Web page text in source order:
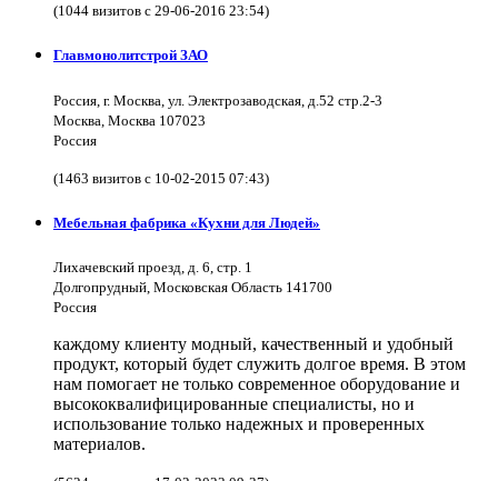
(1044 визитов с 29-06-2016 23:54)
Главмонолитстрой ЗАО
Россия, г. Москва, ул. Электрозаводская, д.52 стр.2-3
Москва, Москва 107023
Россия
(1463 визитов с 10-02-2015 07:43)
Мебельная фабрика «Кухни для Людей»
Лихачевский проезд, д. 6, стр. 1
Долгопрудный, Московская Область 141700
Россия
каждому клиенту модный, качественный и удобный
продукт, который будет служить долгое время. В этом
нам помогает не только современное оборудование и
высококвалифицированные специалисты, но и
использование только надежных и проверенных
материалов.